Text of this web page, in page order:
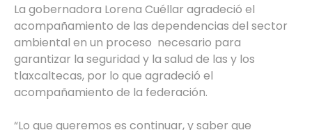
La gobernadora Lorena Cuéllar agradeció el
acompañamiento de las dependencias del sector
ambiental en un proceso necesario para
garantizar la seguridad y la salud de las y los
tlaxcaltecas, por lo que agradeció el
acompañamiento de la federación.
“Lo que queremos es continuar, y saber que